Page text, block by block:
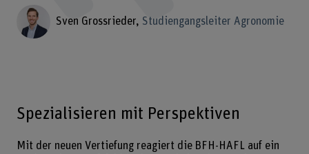
Sven Grossrieder Studiengangsleiter Agronomie
Spezialisieren mit Perspektiven
Mit der neuen Vertiefung reagiert die BFH-HAFL auf ein